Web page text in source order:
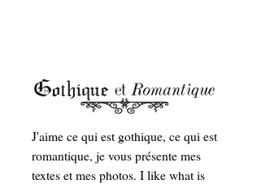
J'aime ce qui est gothique, ce qui est
romantique, je vous présente mes
textes et mes photos. I like what is